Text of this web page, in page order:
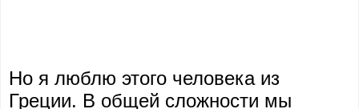
Но я люблю этого человека из
Греции. В общей сложности мы